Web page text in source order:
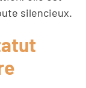
silencieux.